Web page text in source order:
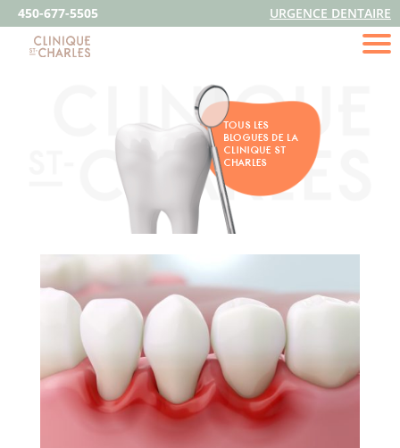
450-677-5505 URGENCE DENTAIRE
TOUS LES
BLOGUES DE LA
CLINIQUE ST
CHARLES